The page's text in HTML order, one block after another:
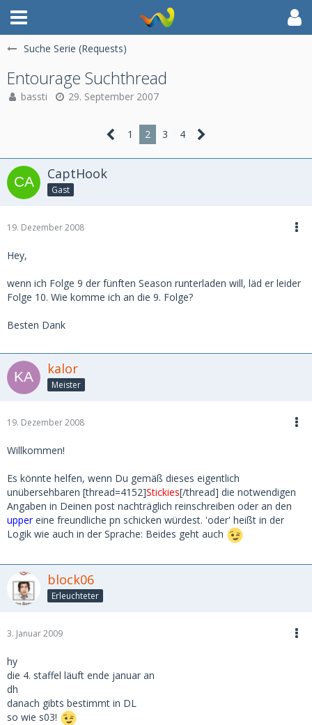
Suche Serie (Requests)
Entourage Suchthread
bassti 29. September 2007
1 2 3 4
CaptHook
Gast
19. Dezember 2008
Hey,
wenn ich Folge 9 der fünften Season runterladen will, läd er leider
Folge 10. Wie komme ich an die 9. Folge?
Besten Dank
kalor
Meister
19. Dezember 2008
Willkommen!
Es könnte helfen, wenn Du gemäß dieses eigentlich
unübersehbaren [thread=4152]Stickies[/thread] die notwendigen
Angaben in Deinen post nachträglich reinschreiben oder an den
uppereine freundliche pn schicken würdest. 'oder' heißt in der
Logik wie auch in der Sprache: Beides geht auch
block06
Erleuchteter
3. Januar 2009
hy
die 4. staffel läuft ende januar an
dh
danach gibts bestimmt in DL
so wie s03!